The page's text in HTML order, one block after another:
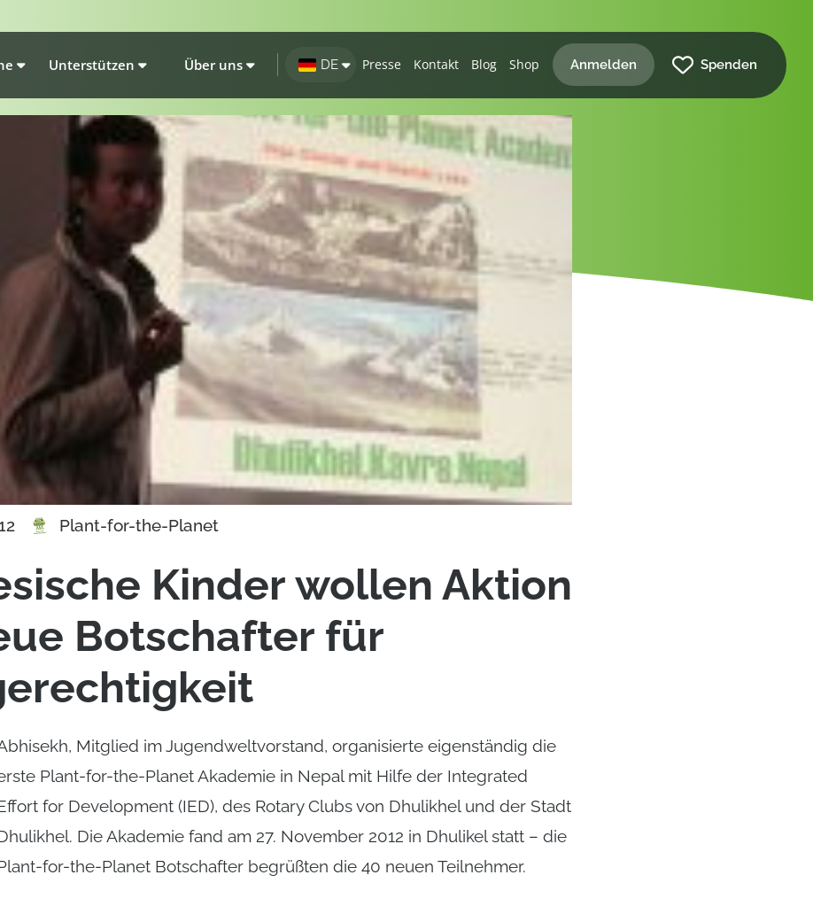
Unterstützen Über uns DE Presse Kontakt Blog Shop Anmelden Spenden
Plant-for-the-Planet
Kinder wollen Aktion
Botschafter für
Mitglied im Jugendweltvorstand, organisierte eigenständig die
Plant-for-the-Planet Akademie in Nepal mit Hilfe der Integrated
for Development (IED), des Rotary Clubs von Dhulikhel und der Stadt
Die Akademie fand am 27. November 2012 in Dhulikel statt – die
for-the-Planet Botschafter begrüßten die 40 neuen Teilnehmer.